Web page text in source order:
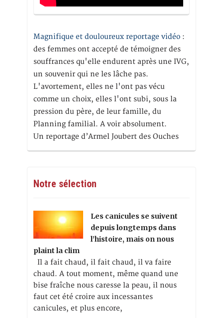
Magnifique et douloureux reportage vidéo :
des femmes ont accepté de témoigner des
souffrances qu'elle endurent après une IVG,
un souvenir qui ne les lâche pas.
L'avortement, elles ne l'ont pas vécu
comme un choix, elles l'ont subi, sous la
pression du père, de leur famille, du
Planning familial. A voir absolument.
Un reportage d’Armel Joubert des Ouches
Notre sélection
Les canicules se suivent
depuis longtemps dans
l’histoire, mais on nous
plaint la clim
Il a fait chaud, il fait chaud, il va faire
chaud. A tout moment, même quand une
bise fraîche nous caresse la peau, il nous
faut cet été croire aux incessantes
canicules, et plus encore,